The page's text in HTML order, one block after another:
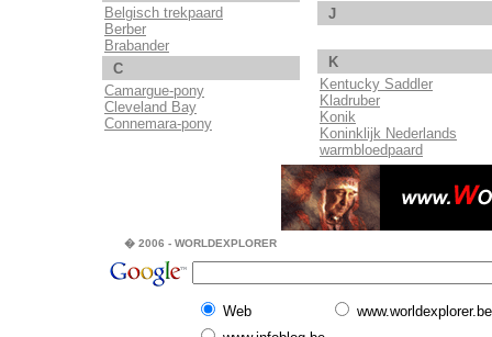
Belgisch trekpaard
Berber
Brabander
C
Camargue-pony
Cleveland Bay
Connemara-pony
J
K
Kentucky Saddler
Kladruber
Konik
Koninklijk Nederlands
warmbloedpaard
� 2006 - WORLDEXPLORER
Web
www.worldexplorer.be